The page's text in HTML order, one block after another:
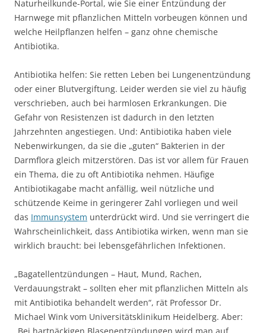
Naturheilkunde-Portal, wie Sie einer Entzündung der
Harnwege mit pflanzlichen Mitteln vorbeugen können und
welche Heilpflanzen helfen – ganz ohne chemische
Antibiotika.
Antibiotika helfen: Sie retten Leben bei Lungenentzündung
oder einer Blutvergiftung. Leider werden sie viel zu häufig
verschrieben, auch bei harmlosen Erkrankungen. Die
Gefahr von Resistenzen ist dadurch in den letzten
Jahrzehnten angestiegen. Und: Antibiotika haben viele
Nebenwirkungen, da sie die „guten“ Bakterien in der
Darmflora gleich mitzerstören. Das ist vor allem für Frauen
ein Thema, die zu oft Antibiotika nehmen. Häufige
Antibiotikagabe macht anfällig, weil nützliche und
schützende Keime in geringerer Zahl vorliegen und weil
das Immunsystem unterdrückt wird. Und sie verringert die
Wahrscheinlichkeit, dass Antibiotika wirken, wenn man sie
wirklich braucht: bei lebensgefährlichen Infektionen.
„Bagatellentzündungen – Haut, Mund, Rachen,
Verdauungstrakt – sollten eher mit pflanzlichen Mitteln als
mit Antibiotika behandelt werden“, rät Professor Dr.
Michael Wink vom Universitätsklinikum Heidelberg. Aber: